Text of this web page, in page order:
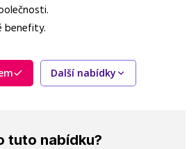
benefity.
Další nabídky
tuto nabídku?